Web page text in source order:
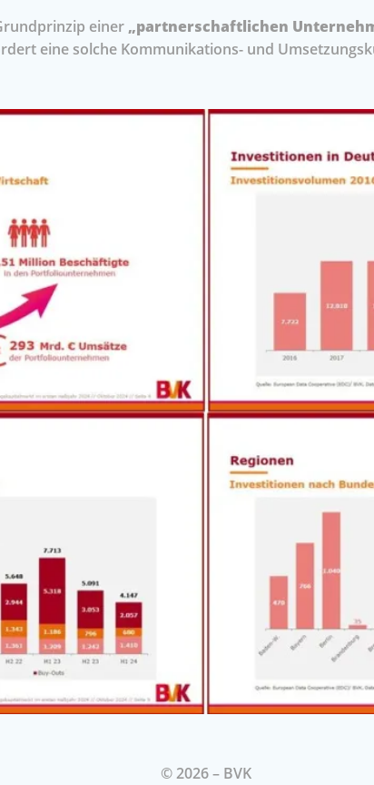
einer „partnerschaftlichen
eine solche Kommunikations- und
© 2026 – BVK